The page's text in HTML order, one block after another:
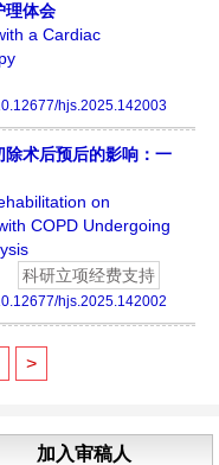
理体会
a Cardiac
hjs.2025.142003
术后预后的影响：一
on
COPD Undergoing
科研立项经费支持
hjs.2025.142002
>
加入审稿人